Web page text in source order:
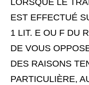
LORSQUE LE
EST EFFECTUÉ
1 LIT. E OU F DU
DE VOUS
DES RAISONS
PARTICULIÈRE,